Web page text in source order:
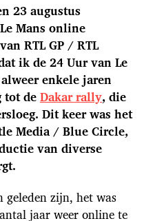
23 augustus
Mans online
RTL GP / RTL
ik de 24 Uur van Le
enkele jaren
tot deDakar rally, die
Dit keer was het
Media / Blue Circle,
van diverse
geleden zijn, het was
jaar weer online te